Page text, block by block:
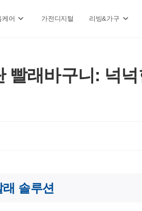
케어 가전디지털 리빙&가구
빨래바구니: 넉
솔루션